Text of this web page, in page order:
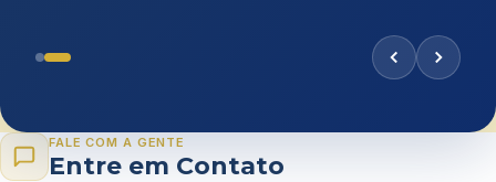
FALE COM A GENTE
Entre em Contato